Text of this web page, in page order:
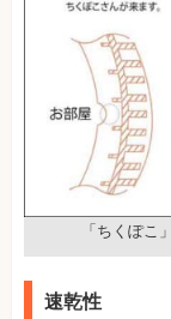
「ちくぽこ
速乾性